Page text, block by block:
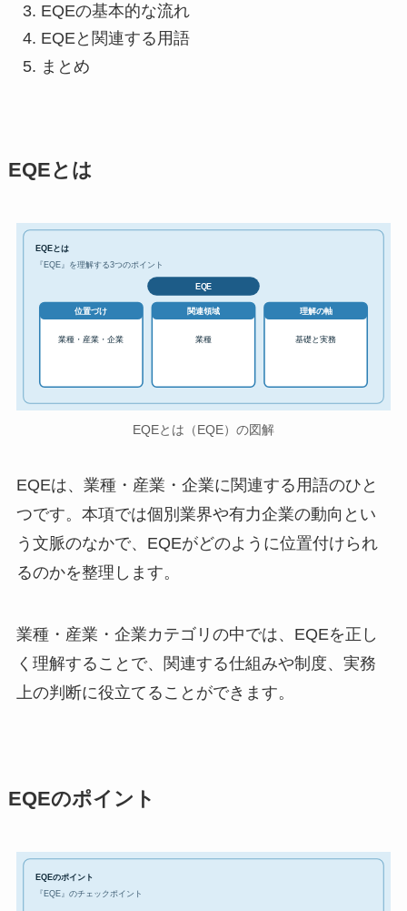
EQEの基本的な流れ
EQEと関連する用語
まとめ
EQEとは
EQEとは
『EQE』を理解する3つのポイント
EQE
位置づけ
業種・産業・企業
関連領域
業種
理解の軸
基礎と実務
EQEとは（EQE）の図解
EQEは、業種・産業・企業に関連する用語のひと
つです。本項では個別業界や有力企業の動向とい
う文脈のなかで、EQEがどのように位置付けられ
るのかを整理します。
業種・産業・企業カテゴリの中では、EQEを正し
く理解することで、関連する仕組みや制度、実務
上の判断に役立てることができます。
EQEのポイント
EQEのポイント
『EQE』のチェックポイント